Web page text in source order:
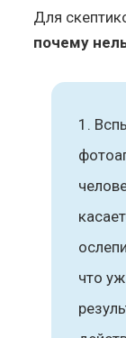
Для
почему
что